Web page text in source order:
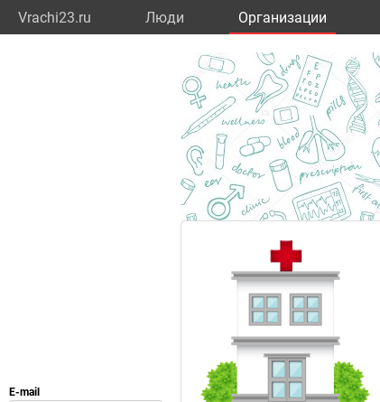
Vrachi23.ru Люди Организации